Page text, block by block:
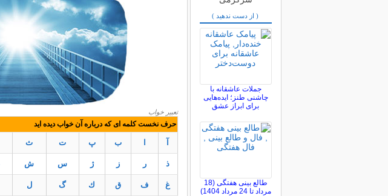
تعبیر خواب
حرف نخست کلمه ای که درباره آن خواب دیده اید
ب پ ت ث
ذ ر ز ژ س ش
غ ف ق ك گ ل
( از دست ندهید )
جملات عاشقانه با
چاشنی طنز؛ ایده‌هایی
برای ابراز عشق
طالع بینی هفتگی (18
مرداد تا 24 مرداد 1404)